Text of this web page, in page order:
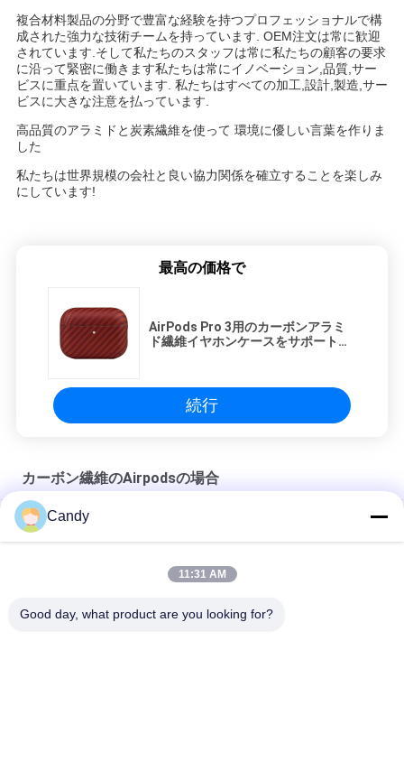
複合材料製品の分野で豊富な経験を持つプロフェッショナルで構
成された強力な技術チームを持っています. OEM注文は常に歓迎
されています.そして私たちのスタッフは常に私たちの顧客の要求
に沿って緊密に働きます私たちは常にイノベーション,品質,サー
ビスに重点を置いています. 私たちはすべての加工,設計,製造,サー
ビスに大きな注意を払っています.
高品質のアラミドと炭素繊維を使って 環境に優しい言葉を作りま
した
私たちは世界規模の会社と良い協力関係を確立することを楽しみ
にしています!
最高の価格で
AirPods Pro 3用のカーボンアラミ
ド繊維イヤホンケースをサポートす
続行
カーボン繊維のAirpodsの場合
AirPods Pro 3用の黒色カーボンアラミド繊維イヤホンケース
Candy
11:31 AM
Good day, what product are you looking for?